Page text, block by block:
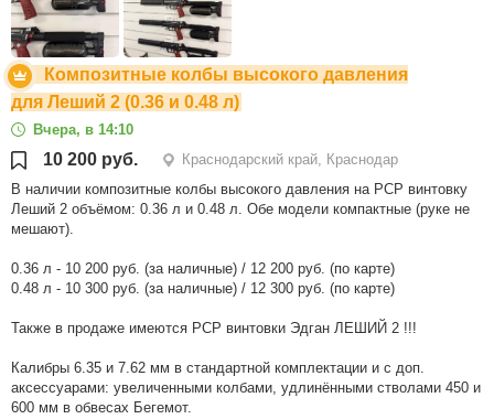
Композитные колбы высокого давления
для Леший 2 (0.36 и 0.48 л)
Вчера, в 14:10
10 200 руб.
Краснодарский край, Краснодар
В наличии композитные колбы высокого давления на РСР винтовку
Леший 2 объёмом: 0.36 л и 0.48 л. Обе модели компактные (руке не
мешают).
0.36 л - 10 200 руб. (за наличные) / 12 200 руб. (по карте)
0.48 л - 10 300 руб. (за наличные) / 12 300 руб. (по карте)
Также в продаже имеются РСР винтовки Эдган ЛЕШИЙ 2 !!!
Калибры 6.35 и 7.62 мм в стандартной комплектации и с доп.
аксессуарами: увеличенными колбами, удлинёнными стволами 450 и
600 мм в обвесах Бегемот.